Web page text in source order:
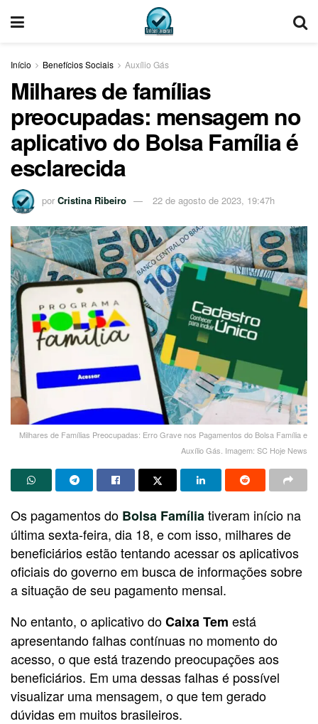
Início Benefícios Sociais Auxílio Gás
Milhares de famílias
preocupadas: mensagem no
aplicativo do Bolsa Família é
esclarecida
por Cristina Ribeiro 22 de agosto de 2023, 19:47h
Milhares de Famílias Preocupadas: Erro Grave nos Pagamentos do Bolsa Família e
Auxílio Gás. Imagem: SC Hoje News
Os pagamentos do Bolsa Famíliativeram início na
última sexta-feira, dia 18, e com isso, milhares de
beneficiários estão tentando acessar os aplicativos
oficiais do governo em busca de informações sobre
a situação de seu pagamento mensal.
No entanto, o aplicativo doCaixa Tem está
apresentando falhas contínuas no momento do
acesso, o que está trazendo preocupações aos
beneficiários. Em uma dessas falhas é possível
visualizar uma mensagem, o que tem gerado
dúvidas em muitos brasileiros.